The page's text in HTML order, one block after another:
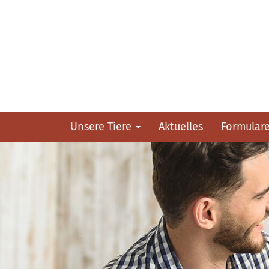
Unsere Tiere Aktuelles